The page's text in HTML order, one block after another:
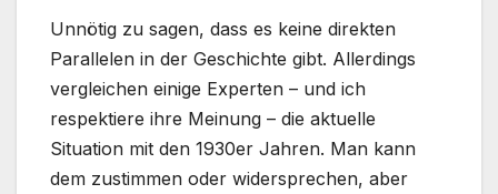
Unnötig zu sagen, dass es keine direkten
Parallelen in der Geschichte gibt. Allerdings
vergleichen einige Experten – und ich
respektiere ihre Meinung – die aktuelle
Situation mit den 1930er Jahren. Man kann
dem zustimmen oder widersprechen, aber